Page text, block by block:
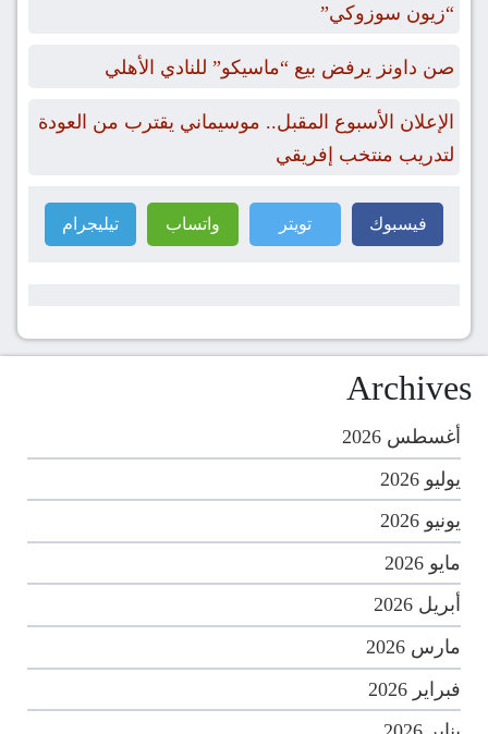
“زيون سوزوكي”
صن داونز يرفض بيع “ماسيكو” للنادي الأهلي
الإعلان الأسبوع المقبل.. موسيماني يقترب من العودة
لتدريب منتخب إفريقي
فيسبوك تويتر واتساب تيليجرام
Archives
أغسطس 2026
يوليو 2026
يونيو 2026
مايو 2026
أبريل 2026
مارس 2026
فبراير 2026